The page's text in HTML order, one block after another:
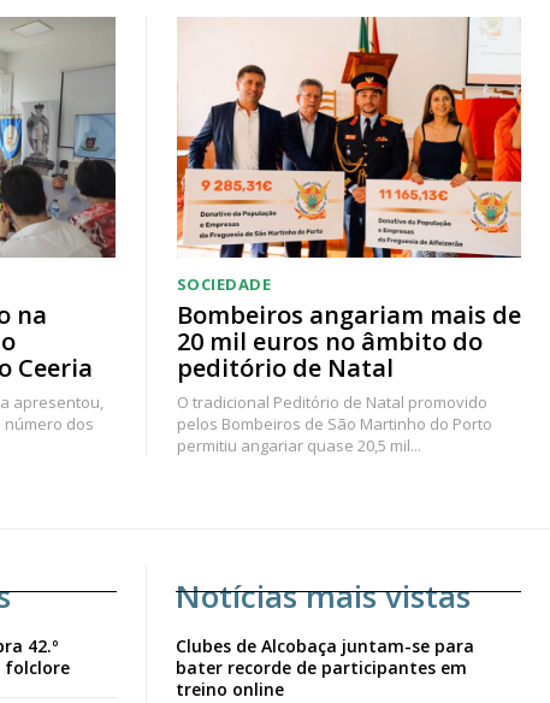
na
Ceeria
apresentou,
dos
SOCIEDADE
Bombeiros angariam mais de
20 mil euros no âmbito do
peditório de Natal
O tradicional Peditório de Natal promovido
pelos Bombeiros de São Martinho do Porto
permitiu angariar quase 20,5 mil...
42.º
folclore
Notícias mais vistas
Clubes de Alcobaça juntam-se para
bater recorde de participantes em
treino online